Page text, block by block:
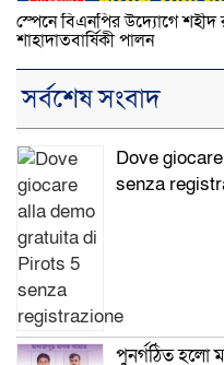
স্পেনে বিএনপির উদ্যোগে শহীদ
শাহাদাতবার্ষিকী পালন
সর্বশেষ সংবাদ
Dove
senza
পুনর্গঠিত হলো